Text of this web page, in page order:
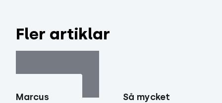
Fler artiklar
Marcus
Så mycket